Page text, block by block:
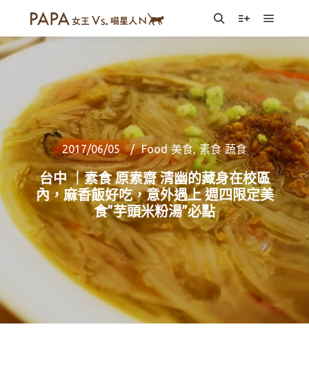
SearchMore info
Main
2017/06/05 Food 美食,素食 蔬食
台中 ｜素食 原素齋 清幽的藏身在校區
內，麻香飯好吃，意外遇上 週四限定美
食”芋頭米粉湯”必點